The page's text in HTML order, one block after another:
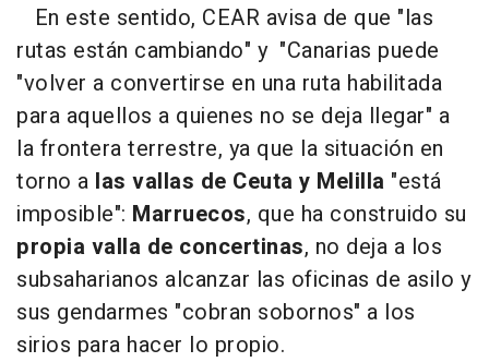
En este sentido, CEAR avisa de que "las
rutas están cambiando" y "Canarias puede
"volver a convertirse en una ruta habilitada
para aquellos a quienes no se deja llegar" a
la frontera terrestre, ya que la situación en
torno a las vallas de Ceuta y Melilla "está
imposible": Marruecos, que ha construido su
propia valla de concertinas, no deja a los
subsaharianos alcanzar las oficinas de asilo y
sus gendarmes "cobran sobornos" a los
sirios para hacer lo propio.